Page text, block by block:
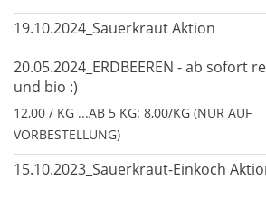
19.10.2024_Sauerkraut Aktion
20.05.2024_ERDBEEREN - ab sofort
und bio :)
12,00 / KG ...AB 5 KG: 8,00/KG (NUR AUF
VORBESTELLUNG)
15.10.2023_Sauerkraut-Einkoch